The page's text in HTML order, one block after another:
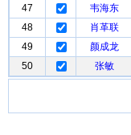
47
韦海东
48
肖革联
49
颜成龙
50
张敏